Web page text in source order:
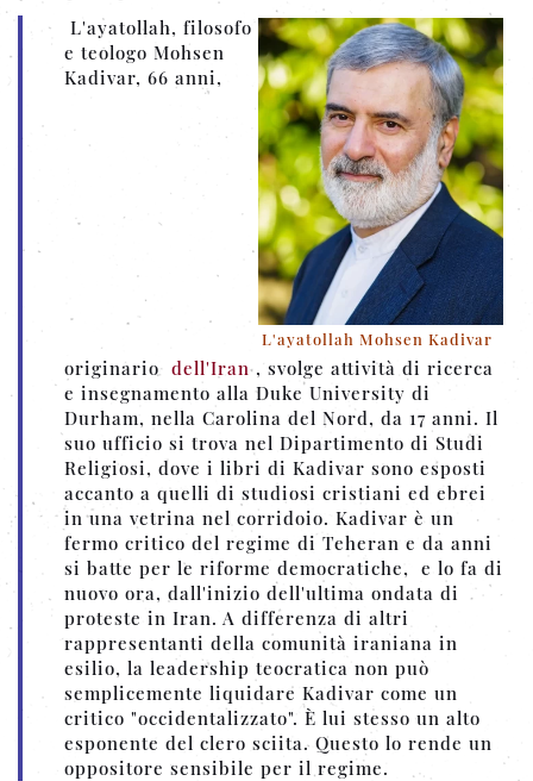
L'ayatollah Mohsen Kadivar
L'ayatollah, filosofo
e teologo Mohsen
Kadivar, 66 anni,
originario dell'Iran, svolge attività di ricerca
e insegnamento alla Duke University di
Durham, nella Carolina del Nord, da 17 anni. Il
suo ufficio si trova nel Dipartimento di Studi
Religiosi, dove i libri di Kadivar sono esposti
accanto a quelli di studiosi cristiani ed ebrei
in una vetrina nel corridoio. Kadivar è un
fermo critico del regime di Teheran e da anni
si batte per le riforme democratiche, e lo fa di
nuovo ora, dall'inizio dell'ultima ondata di
proteste in Iran. A differenza di altri
rappresentanti della comunità iraniana in
esilio, la leadership teocratica non può
semplicemente liquidare Kadivar come un
critico "occidentalizzato". È lui stesso un alto
esponente del clero sciita. Questo lo rende un
oppositore sensibile per il regime.